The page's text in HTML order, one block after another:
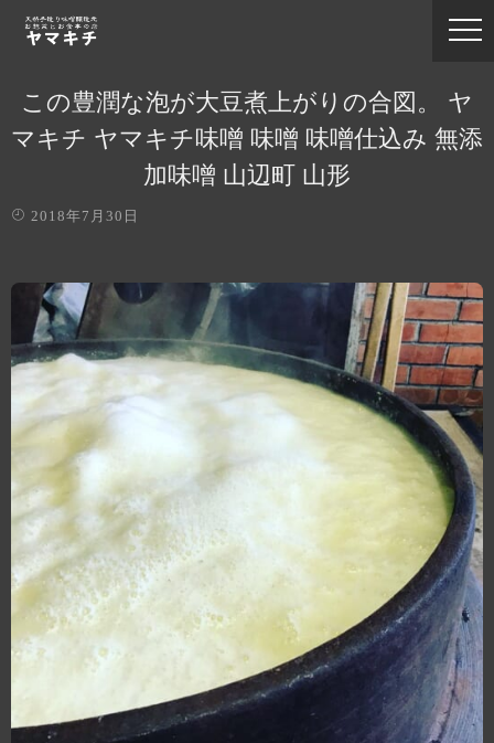
この豊潤な泡が大豆煮上がりの合図。 ヤ
マキチ ヤマキチ味噌 味噌 味噌仕込み 無添
加味噌 山辺町 山形
2018年7月30日